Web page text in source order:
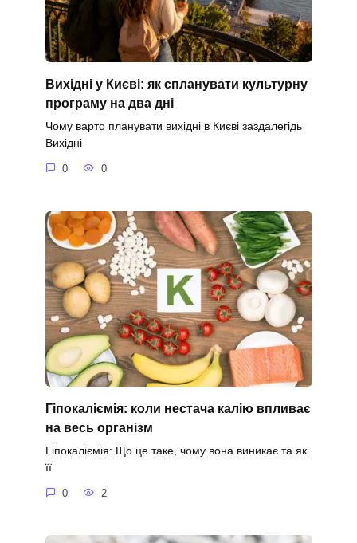
Вихідні у Києві: як спланувати культурну
програму на два дні
Чому варто планувати вихідні в Києві заздалегідь
Вихідні
0 0
Гіпокаліємія: коли нестача калію впливає
на весь організм
Гіпокаліємія: Що це таке, чому вона виникає та як
її
0 2